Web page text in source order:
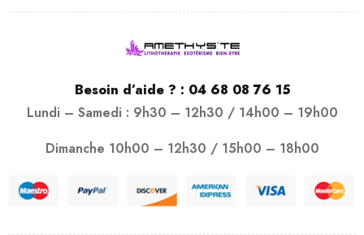
Besoin d’aide ? : 04 68 08 76 15
Lundi – Samedi : 9h30 – 12h30 / 14h00 – 19h00
Dimanche 10h00 – 12h30 / 15h00 – 18h00